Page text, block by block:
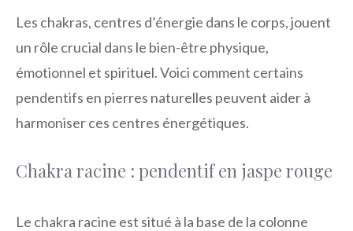
Les chakras, centres d’énergie dans le corps, jouent
un rôle crucial dans le bien-être physique,
émotionnel et spirituel. Voici comment certains
pendentifs en pierres naturelles peuvent aider à
harmoniser ces centres énergétiques.
Chakra racine : pendentif en jaspe rouge
Le chakra racine est situé à la base de la colonne